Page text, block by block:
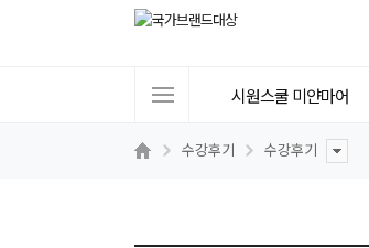
트
시원스쿨 미얀마어
수강후기 수강후기